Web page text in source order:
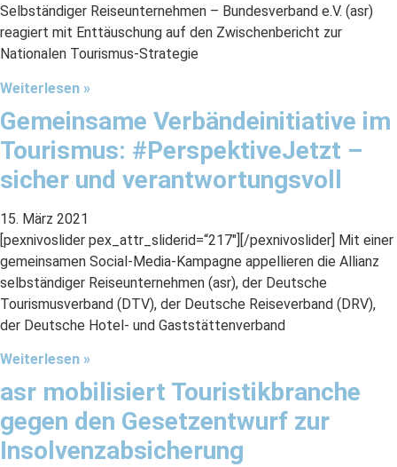
Selbständiger Reiseunternehmen – Bundesverband e.V. (asr)
reagiert mit Enttäuschung auf den Zwischenbericht zur
Nationalen Tourismus-Strategie
Weiterlesen »
Gemeinsame Verbändeinitiative im
Tourismus: #PerspektiveJetzt –
sicher und verantwortungsvoll
15. März 2021
[pexnivoslider pex_attr_sliderid=“217″][/pexnivoslider] Mit einer
gemeinsamen Social-Media-Kampagne appellieren die Allianz
selbständiger Reiseunternehmen (asr), der Deutsche
Tourismusverband (DTV), der Deutsche Reiseverband (DRV),
der Deutsche Hotel- und Gaststättenverband
Weiterlesen »
asr mobilisiert Touristikbranche
gegen den Gesetzentwurf zur
Insolvenzabsicherung